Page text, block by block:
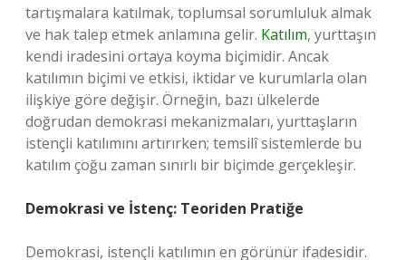
tartışmalara katılmak, toplumsal sorumluluk almak
ve hak talep etmek anlamına gelir. Katılım, yurttaşın
kendi iradesini ortaya koyma biçimidir. Ancak
katılımın biçimi ve etkisi, iktidar ve kurumlarla olan
ilişkiye göre değişir. Örneğin, bazı ülkelerde
doğrudan demokrasi mekanizmaları, yurttaşların
istençli katılımını artırırken; temsilî sistemlerde bu
katılım çoğu zaman sınırlı bir biçimde gerçekleşir.
Demokrasi ve İstenç: Teoriden Pratiğe
Demokrasi, istençli katılımın en görünür ifadesidir.